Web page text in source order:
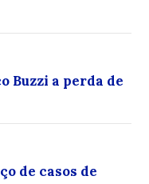
Buzzi a perda de
de casos de